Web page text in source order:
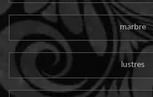
marbre
lustres